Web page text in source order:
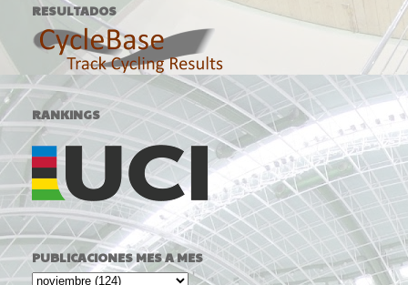
RESULTADOS
RANKINGS
PUBLICACIONES MES A MES